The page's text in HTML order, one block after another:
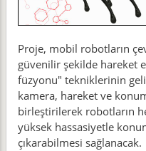
Proje, mobil robotların
güvenilir şekilde hareket
füzyonu" tekniklerinin
kamera, hareket ve
birleştirilerek robotların
yüksek hassasiyetle
çıkarabilmesi sağlanacak.